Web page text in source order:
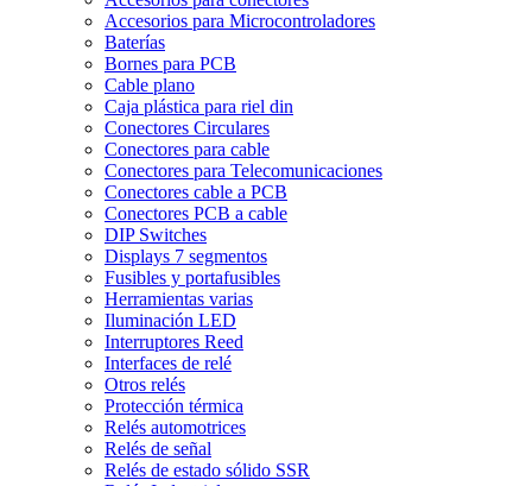
Accesorios para Microcontroladores
Baterías
Bornes para PCB
Cable plano
Caja plástica para riel din
Conectores Circulares
Conectores para cable
Conectores para Telecomunicaciones
Conectores cable a PCB
Conectores PCB a cable
DIP Switches
Displays 7 segmentos
Fusibles y portafusibles
Herramientas varias
Iluminación LED
Interruptores Reed
Interfaces de relé
Otros relés
Protección térmica
Relés automotrices
Relés de señal
Relés de estado sólido SSR